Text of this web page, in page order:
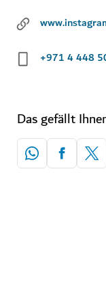
+971 4 448
Das gefällt